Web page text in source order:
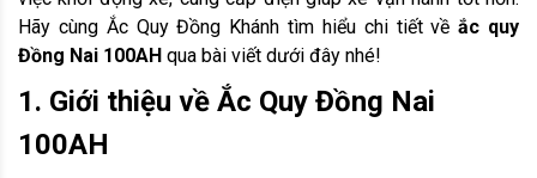
Hãy cùng Ắc Quy Đồng Khánh tìm hiểu chi tiết vềắc quy
Đồng Nai 100AH qua bài viết dưới đây nhé!
1. Giới thiệu về Ắc Quy Đồng Nai
100AH